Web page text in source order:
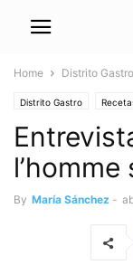
Home Distrito Gastro
Distrito Gastro
By María Sánchez -